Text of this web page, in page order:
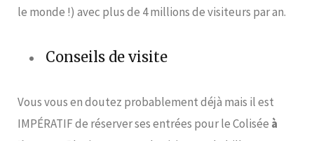
le monde !) avec plus de 4 millions de visiteurs par an.
Conseils de visite
Vous vous en doutez probablement déjà mais il est
IMPÉRATIF de réserver ses entrées pour le Colisée à